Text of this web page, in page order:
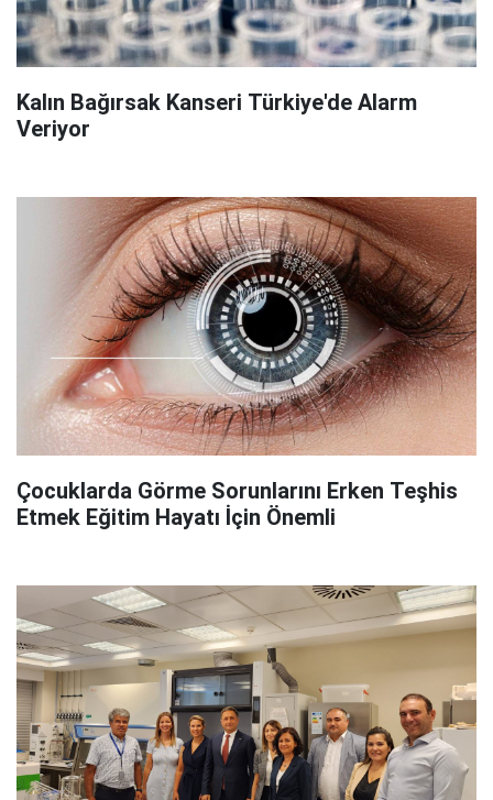
Kalın Bağırsak Kanseri Türkiye'de Alarm
Veriyor
Çocuklarda Görme Sorunlarını Erken Teşhis
Etmek Eğitim Hayatı İçin Önemli